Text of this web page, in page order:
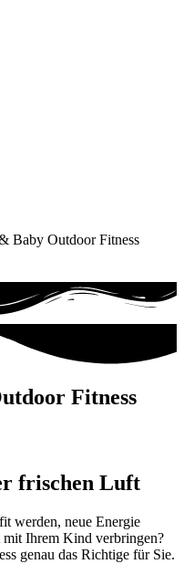
Baby Outdoor Fitness
Fitness
frischen Luft
werden, neue Energie
Ihrem Kind verbringen?
genau das Richtige für Sie.